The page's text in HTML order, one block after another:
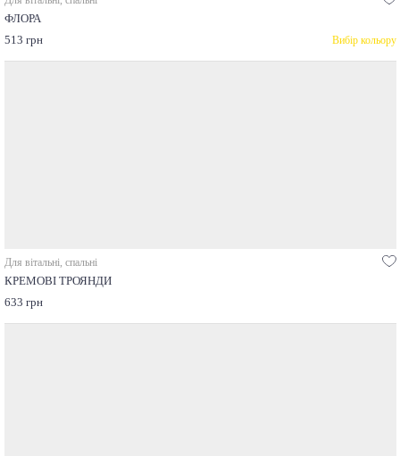
ФЛОРА
513 грн
Вибір кольору
Для вітальні, спальні
КРЕМОВІ ТРОЯНДИ
633 грн